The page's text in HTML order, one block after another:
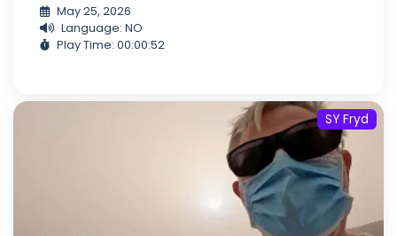
May 25, 2026
Language: NO
Play Time: 00:00:52
SY Fryd